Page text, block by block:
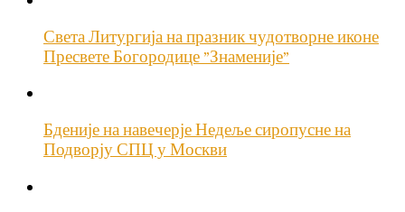
Света Литургија на празник чудотворне иконе
Пресвете Богородице ”Знаменије”
Бденије на навечерје Недеље сиропусне на
Подворју СПЦ у Москви